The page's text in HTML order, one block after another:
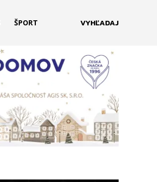
ŠPORT VYHĽADAJ